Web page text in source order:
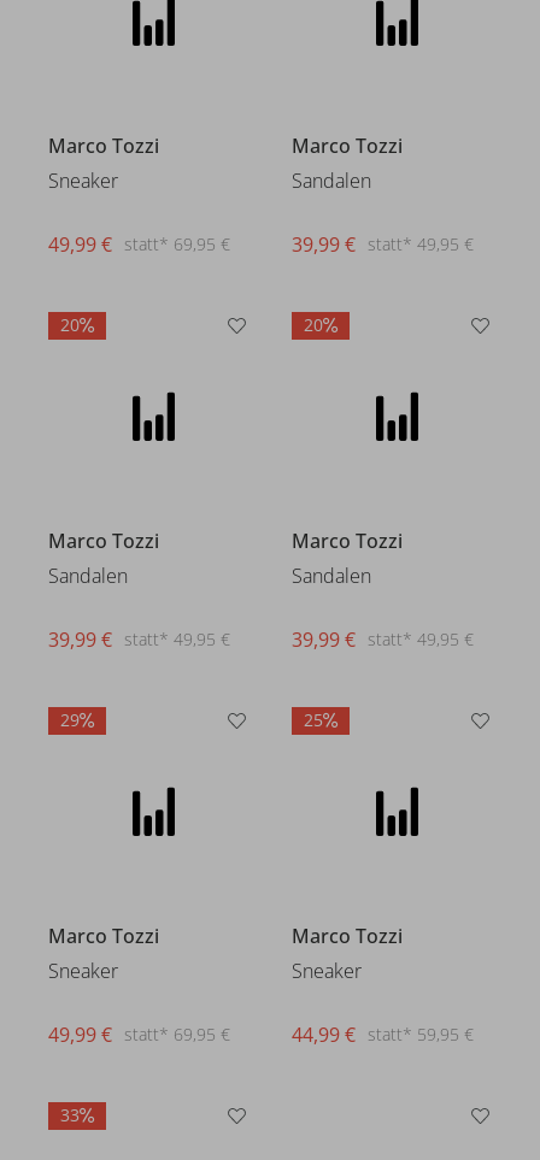
Marco Tozzi
Sneaker
statt* 69,95 €
49,99 €
Marco Tozzi
Sandalen
statt* 49,95 €
39,99 €
20
Marco Tozzi
Sandalen
statt* 49,95 €
39,99 €
20
Marco Tozzi
Sandalen
statt* 49,95 €
39,99 €
29
Marco Tozzi
Sneaker
statt* 69,95 €
49,99 €
25
Marco Tozzi
Sneaker
statt* 59,95 €
44,99 €
33